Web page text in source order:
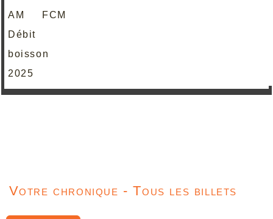
AM FCM
Débit
boisson
2025
Votre chronique - Tous les billets